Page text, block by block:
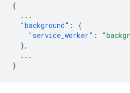
{
...
"background" :
{
"service_worker" :
},
...
}